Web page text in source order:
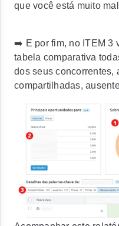
que você está muito
➡️ E por fim, no ITEM 3
tabela comparativa
dos seus concorrentes,
compartilhadas,